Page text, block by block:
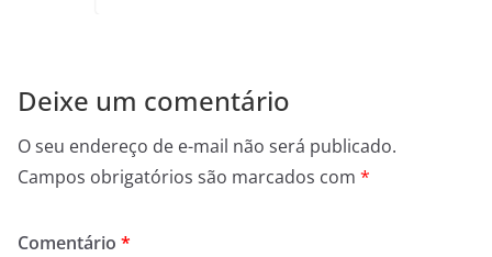
Deixe um comentário
O seu endereço de e-mail não será publicado.
Campos obrigatórios são marcados com *
Comentário *